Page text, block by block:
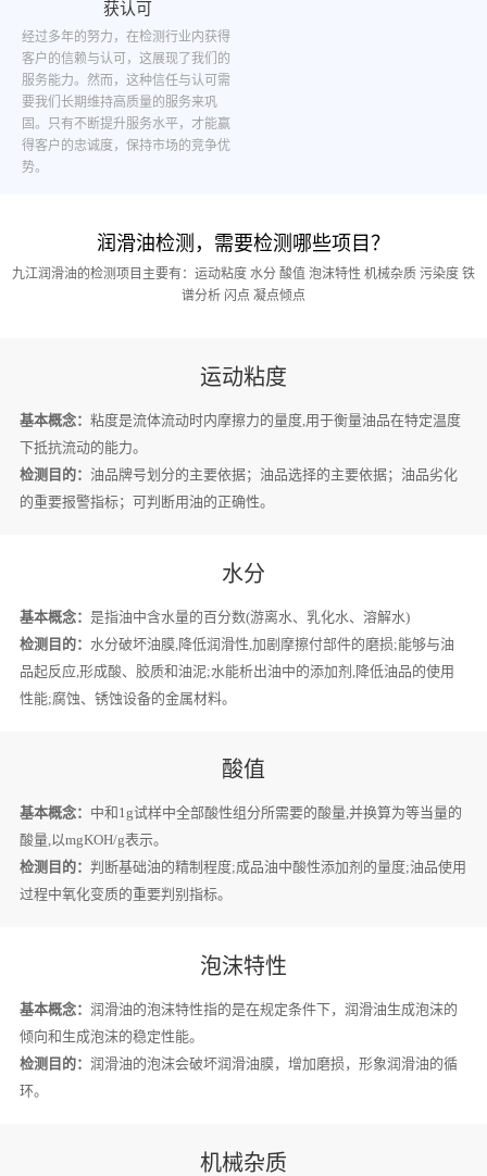
获认可
经过多年的努力，在检测行业内获得
客户的信赖与认可，这展现了我们的
服务能力。然而，这种信任与认可需
要我们长期维持高质量的服务来巩
固。只有不断提升服务水平，才能赢
得客户的忠诚度，保持市场的竞争优
势。
润滑油检测，需要检测哪些项目？
九江润滑油的检测项目主要有：运动粘度 水分 酸值 泡沫特性 机械杂质 污染度 铁
谱分析 闪点 凝点倾点
运动粘度
基本概念： 粘度是流体流动时内摩擦力的量度,用于衡量油品在特定温度
下抵抗流动的能力。
检测目的： 油品牌号划分的主要依据；油品选择的主要依据；油品劣化
的重要报警指标；可判断用油的正确性。
水分
基本概念： 是指油中含水量的百分数(游离水、乳化水、溶解水)
检测目的： 水分破坏油膜,降低润滑性,加剧摩擦付部件的磨损;能够与油
品起反应,形成酸、胶质和油泥;水能析出油中的添加剂,降低油品的使用
性能;腐蚀、锈蚀设备的金属材料。
酸值
基本概念： 中和1g试样中全部酸性组分所需要的酸量,并换算为等当量的
酸量,以mgKOH/g表示。
检测目的： 判断基础油的精制程度;成品油中酸性添加剂的量度;油品使用
过程中氧化变质的重要判别指标。
泡沫特性
基本概念： 润滑油的泡沫特性指的是在规定条件下，润滑油生成泡沫的
倾向和生成泡沫的稳定性能。
检测目的： 润滑油的泡沫会破坏润滑油膜，增加磨损，形象润滑油的循
环。
机械杂质